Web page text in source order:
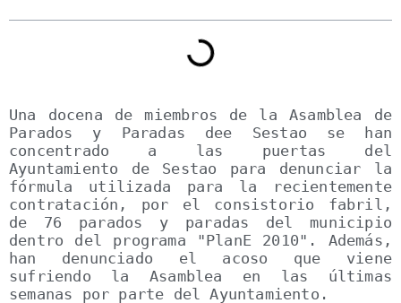
Una docena de miembros de la Asamblea de
Parados y Paradas dee Sestao se han
concentrado a las puertas del
Ayuntamiento de Sestao para denunciar la
fórmula utilizada para la recientemente
contratación, por el consistorio fabril,
de 76 parados y paradas del municipio
dentro del programa "PlanE 2010". Además,
han denunciado el acoso que viene
sufriendo la Asamblea en las últimas
semanas por parte del Ayuntamiento.